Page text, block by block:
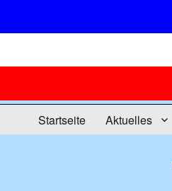
Startseite Aktuelles